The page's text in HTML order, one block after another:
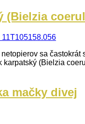
(Bielzia
sa
(Bielzia
mačky divej